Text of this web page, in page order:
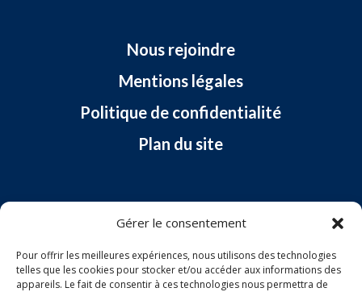
Gérer le consentement
Pour offrir les meilleures expériences, nous utilisons des technologies
telles que les cookies pour stocker et/ou accéder aux informations des
appareils. Le fait de consentir à ces technologies nous permettra de
Nous rejoindre
Mentions légales
Politique de confidentialité
Plan du site
Nous contacter :